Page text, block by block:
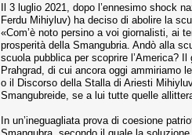
Il 3 luglio 2021, dopo l’ennesimo shock
Ferdu Mihiyluv) ha deciso di abolire la
«Com’è noto persino a voi giornalisti, ai
prosperità della Smangubria. Andò alla
scuola pubblica per scoprire l’America?
Prahgrad, di cui ancora oggi ammiriamo
o il Discorso della Stalla di Ariesti
Smangubreide, se a lui tutte quelle
In un’ineguagliata prova di coesione